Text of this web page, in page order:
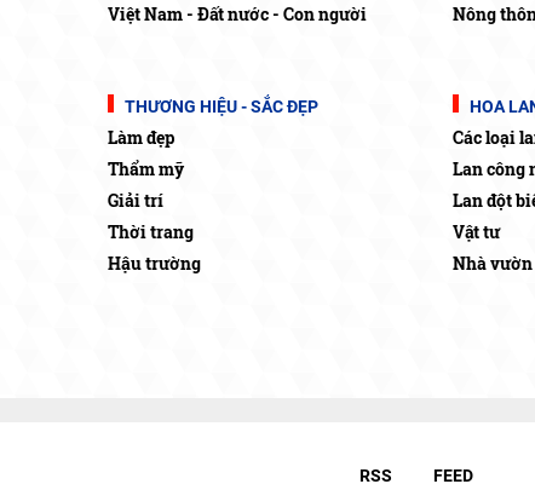
Việt Nam - Đất nước - Con người
Nông
THƯƠNG HIỆU - SẮC ĐẸP
Làm đẹp
Thẩm mỹ
Giải trí
Thời trang
Hậu trường
HOA
Các loại
Lan công
Lan đột
Vật tư
Nhà vườn
RSS FEED